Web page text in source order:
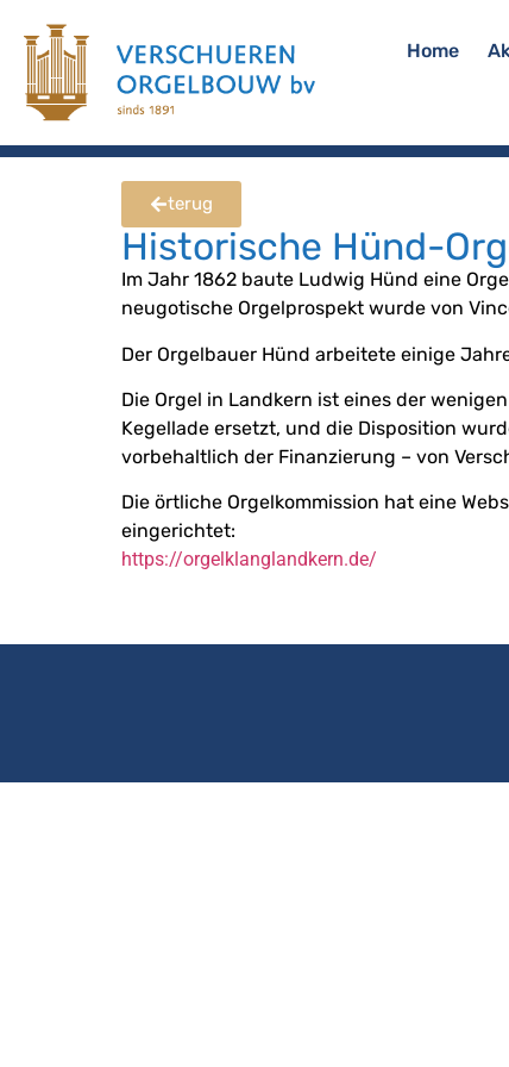
Home
terug
Historische Hünd-
Im Jahr 1862 baute Ludwig Hünd eine
neugotische Orgelprospekt wurde von
Der Orgelbauer Hünd arbeitete einige
Die Orgel in Landkern ist eines der
Kegellade ersetzt, und die Disposition
vorbehaltlich der Finanzierung – von
Die örtliche Orgelkommission hat eine
eingerichtet:
https://orgelklanglandkern.de/